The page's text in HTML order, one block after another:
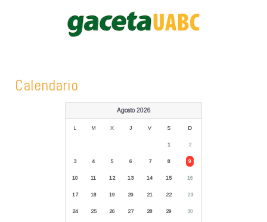
Calendario
Agosto 2026
L M X J V S D
1 2
3 4 5 6 7 8 9
10 11 12 13 14 15 16
17 18 19 20 21 22 23
24 25 26 27 28 29 30